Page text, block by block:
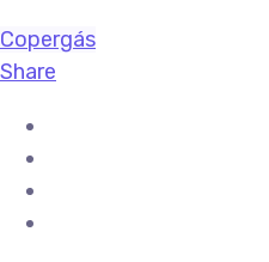
Copergás
Share